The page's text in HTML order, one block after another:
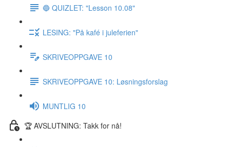
🔵 QUIZLET: "Lesson 10.08"
LESING: "På kafé i juleferien"
SKRIVEOPPGAVE 10
SKRIVEOPPGAVE 10: Løsningsforslag
MUNTLIG 10
🏆 AVSLUTNING: Takk for nå!